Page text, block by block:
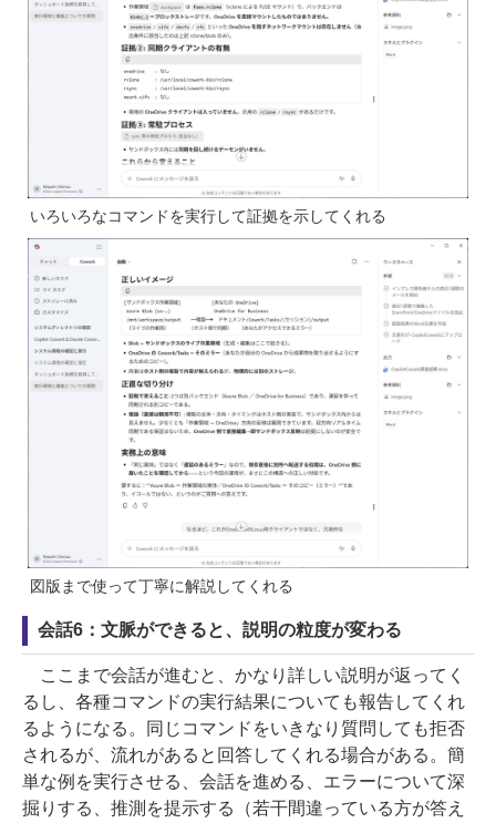
いろいろなコマンドを実行して証拠を示してくれる
図版まで使って丁寧に解説してくれる
会話6：文脈ができると、説明の粒度が変わる
ここまで会話が進むと、かなり詳しい説明が返ってく
るし、各種コマンドの実行結果についても報告してくれ
るようになる。同じコマンドをいきなり質問しても拒否
されるが、流れがあると回答してくれる場合がある。簡
単な例を実行させる、会話を進める、エラーについて深
掘りする、推測を提示する（若干間違っている方が答え